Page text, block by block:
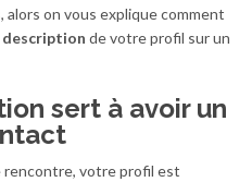
alors on vous explique comment
description de votre profil sur un
sert à avoir un
rencontre, votre profil est